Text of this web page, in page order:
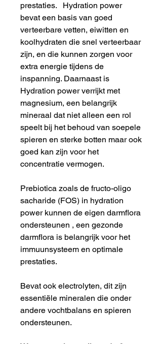
prestaties. Hydration power
bevat een basis van goed
verteerbare vetten, eiwitten en
koolhydraten die snel verteerbaar
zijn, en die kunnen zorgen voor
extra energie tijdens de
inspanning. Daarnaast is
Hydration power verrijkt met
magnesium, een belangrijk
mineraal dat niet alleen een rol
speelt bij het behoud van soepele
spieren en sterke botten maar ook
goed kan zijn voor het
concentratie vermogen.
Prebiotica zoals de fructo-oligo
sacharide (FOS) in hydration
power kunnen de eigen darmflora
ondersteunen , een gezonde
darmflora is belangrijk voor het
immuunsysteem en optimale
prestaties.
Bevat ook electrolyten, dit zijn
essentiële mineralen die onder
andere vochtbalans en spieren
ondersteunen.